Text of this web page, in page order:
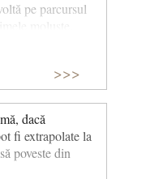
pe parcursul
moluște.
dispar la ora
miezului
în dimensiune
a început
mai frumoasă
>>>
dacă
fi extrapolate la
poveste din